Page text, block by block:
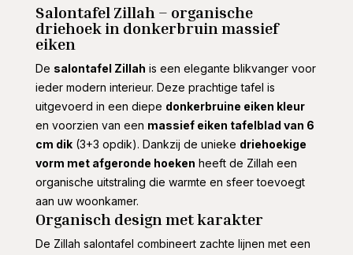
Salontafel Zillah – organische
driehoek in donkerbruin massief
eiken
De salontafel Zillah is een elegante blikvanger voor
ieder modern interieur. Deze prachtige tafel is
uitgevoerd in een diepe donkerbruine eiken kleur
en voorzien van een massief eiken tafelblad van 6
cm dik(3+3 opdik). Dankzij de unieke driehoekige
vorm met afgeronde hoeken heeft de Zillah een
organische uitstraling die warmte en sfeer toevoegt
aan uw woonkamer.
Organisch design met karakter
De Zillah salontafel combineert zachte lijnen met een